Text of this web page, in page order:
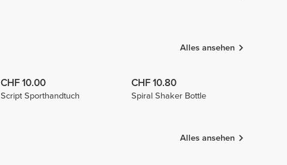
1
Alles ansehen
CHF 10.00
Script Sporthandtuch
CHF 10.80
Spiral Shaker Bottle
Alles ansehen